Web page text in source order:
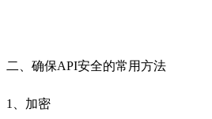
二、 确保API安全的常用方法
1、加密